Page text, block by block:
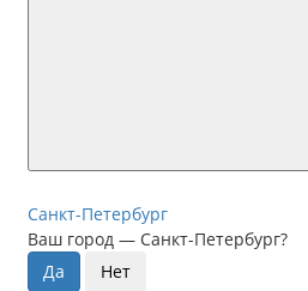
Санкт-Петербург
Ваш город — Санкт-Петербург?